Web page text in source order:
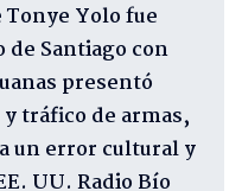
Yolo fue
Santiago con
presentó
tráfico de armas,
un error cultural y
UU. Radio Bío